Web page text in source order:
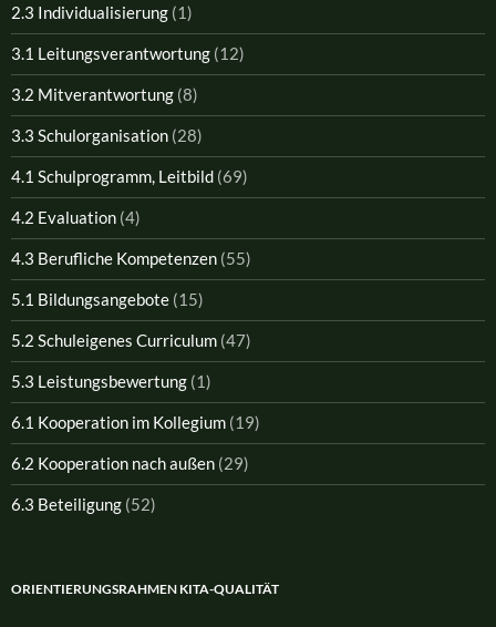
2.3 Individualisierung (1)
3.1 Leitungsverantwortung (12)
3.2 Mitverantwortung (8)
3.3 Schulorganisation (28)
4.1 Schulprogramm, Leitbild (69)
4.2 Evaluation (4)
4.3 Berufliche Kompetenzen (55)
5.1 Bildungsangebote (15)
5.2 Schuleigenes Curriculum (47)
5.3 Leistungsbewertung (1)
6.1 Kooperation im Kollegium (19)
6.2 Kooperation nach außen (29)
6.3 Beteiligung (52)
ORIENTIERUNGSRAHMEN KITA-QUALITÄT